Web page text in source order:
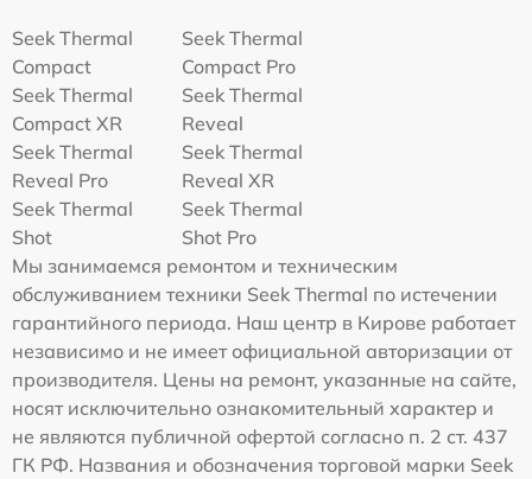
Seek Thermal
Compact
Seek Thermal
Compact Pro
Seek Thermal
Compact XR
Seek Thermal
Reveal
Seek Thermal
Reveal Pro
Seek Thermal
Reveal XR
Seek Thermal
Shot
Seek Thermal
Shot Pro
Мы занимаемся ремонтом и техническим
обслуживанием техники Seek Thermal по истечении
гарантийного периода. Наш центр в Кирове работает
независимо и не имеет официальной авторизации от
производителя. Цены на ремонт, указанные на сайте,
носят исключительно ознакомительный характер и
не являются публичной офертой согласно п. 2 ст. 437
ГК РФ. Названия и обозначения торговой марки Seek